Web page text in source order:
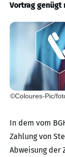
Vortrag genügt
©Coloures-Pic/
In dem vom
Zahlung von
Abweisung der